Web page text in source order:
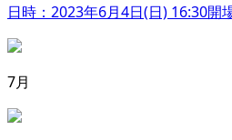
日時：2023年6月4日(日) 16:30開
7月